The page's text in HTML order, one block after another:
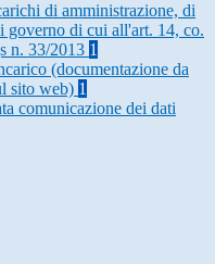
di amministrazione, di
governo di cui all'art. 14, co.
n. 33/2013 1
(documentazione da
sito web) 1
comunicazione dei dati